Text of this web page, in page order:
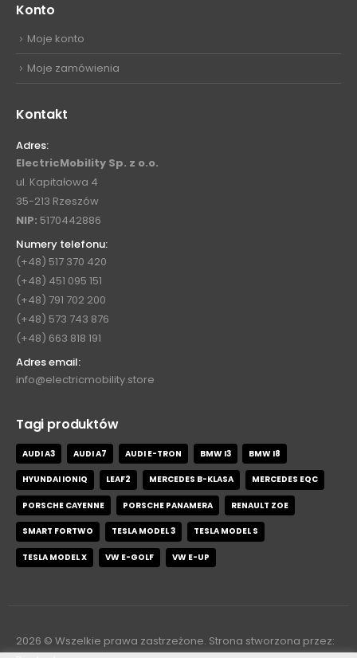
Konto
Moje konto
Moje zamówienia
Kontakt
Adres:
ElectricMobility Sp. z o.o.
ul. Kapitałowa 4
35-213 Rzeszów
NIP: 5170442886
Numery telefonu:
(+48) 517 370 420
(+48) 451 095 151
(+48) 791 702 200
(+48) 573 743 876
(+48) 663 818 191
Adres email:
info@electricmobility.store
Tagi produktów
AUDI A3 AUDI A7 AUDI E-TRON BMW I3 BMW I8
HYUNDAI IONIQ LEAF2 MERCEDES B-KLASA MERCEDES EQC
PORSCHE CAYENNE PORSCHE PANAMERA RENAULT ZOE
SMART FORTWO TESLA MODEL 3 TESLA MODEL S
TESLA MODEL X VW E-GOLF VW E-UP
2026 © Wszelkie prawa zastrzeżone. Strona stworzona przez: